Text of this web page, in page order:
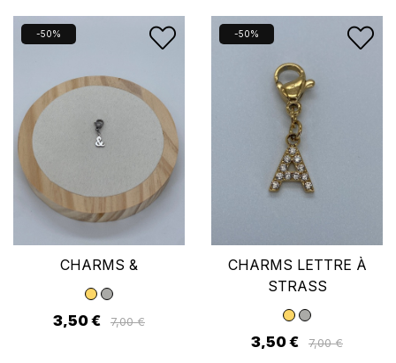
-50%
CHARMS &
3,50 € 7,00 €
-50%
CHARMS LETTRE À
STRASS
3,50 € 7,00 €
produits dans votre liste d'envies.
Se connecter